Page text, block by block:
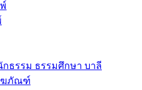
กธรรม ธรรมศึกษา บาลี
ฆภัณฑ์